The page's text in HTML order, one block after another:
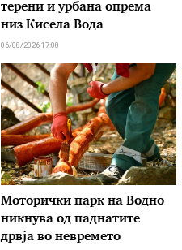
терени и урбана опрема
низ Кисела Вода
06/08/2026 17:08
Моторички парк на Водно
никнува од паднатите
дрвја во невремето